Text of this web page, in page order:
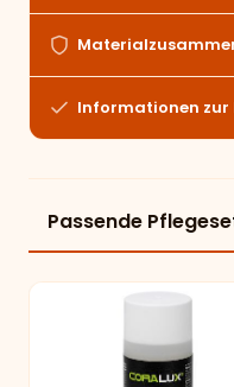
Informationen
Passende